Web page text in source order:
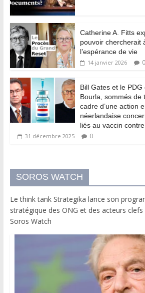
Catherine A. Fitts
pouvoir chercherait
l’espérance de vie
14 janvier 2026 0
Bill Gates et le PDG
Bourla, sommés de
cadre d’une action
néerlandaise
liés au vaccin
31 décembre 2025 0
SOROS WATCH
Le think tank Strategika lance son
stratégique des ONG et des acteurs
Soros Watch